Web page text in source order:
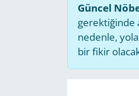
Güncel
gerektiğinde
nedenle,
bir fikir